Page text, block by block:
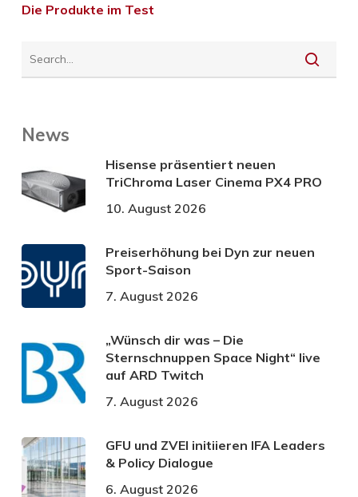
Die Produkte im Test
News
Hisense präsentiert neuen
TriChroma Laser Cinema PX4 PRO
10. August 2026
Preiserhöhung bei Dyn zur neuen
Sport-Saison
7. August 2026
„Wünsch dir was – Die
Sternschnuppen Space Night“ live
auf ARD Twitch
7. August 2026
GFU und ZVEI initiieren IFA Leaders
& Policy Dialogue
6. August 2026